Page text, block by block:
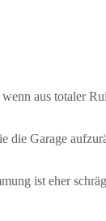
aus totaler
Garage
ist eher